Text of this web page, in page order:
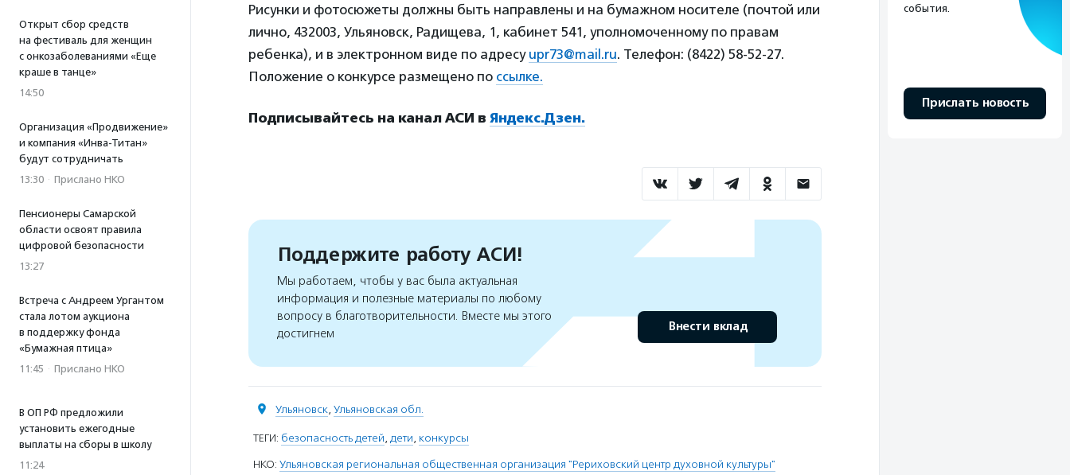
Открыт сбор средств
на фестиваль для женщин
с онкозаболеваниями «Еще
краше в танце»
14:50
Организация «Продвижение»
и компания «Инва-Титан»
будут сотрудничать
13:30 · Прислано НКО
Пенсионеры Самарской
области освоят правила
цифровой безопасности
13:27
Встреча с Андреем Ургантом
стала лотом аукциона
в поддержку фонда
«Бумажная птица»
11:45 · Прислано НКО
В ОП РФ предложили
установить ежегодные
выплаты на сборы в школу
11:24
Рисунки и фотосюжеты должны быть направлены и на бумажном носителе (почтой или
лично, 432003, Ульяновск, Радищева, 1, кабинет 541, уполномоченному по правам
ребенка), и в электронном виде по адресу upr73@mail.ru. Телефон: (8422) 58-52-27.
Положение о конкурсе размещено по ссылке.
Подписывайтесь на канал АСИ в Яндекс.Дзен.
Поддержите работу АСИ!
Мы работаем, чтобы у вас была актуальная
информация и полезные материалы по любому
вопросу в благотворительности. Вместе мы этого
достигнем
Внести вклад
Ульяновск, Ульяновская обл.
ТЕГИ: безопасность детей, дети, конкурсы
НКО: Ульяновская региональная общественная организация "Рериховский центр духовной культуры"
события.
Прислать новость